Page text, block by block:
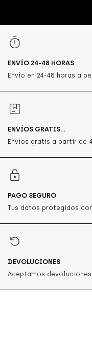
ENVÍO 24-48 HORAS
Envío en 24-48 horas a
ENVÍOS GRATIS...
Envíos gratis a partir de
PAGO SEGURO
Tus datos protegidos
DEVOLUCIONES
Aceptamos